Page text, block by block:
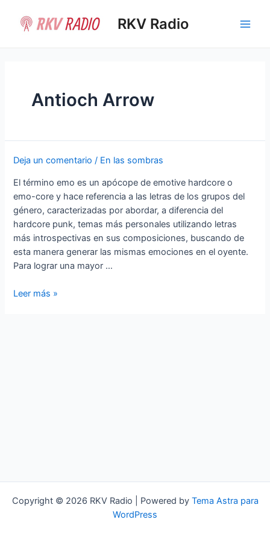
contenido
RKV Radio
Antioch Arrow
Deja un comentario / En las sombras
El término emo es un apócope de emotive hardcore​ o
emo-core y hace referencia a las letras de los grupos del
género, caracterizadas por abordar, a diferencia del
hardcore punk, temas más personales utilizando letras
más introspectivas en sus composiciones, buscando de
esta manera generar las mismas emociones en el oyente.
Para lograr una mayor …
Emo
Leer más »
Copyright © 2026 RKV Radio | Powered by Tema Astra para
WordPress